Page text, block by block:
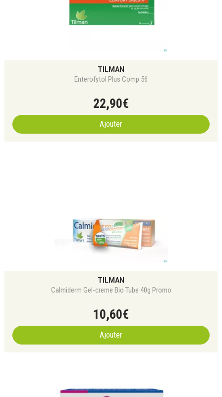
TILMAN
Enterofytol Plus Comp 56
22,90€
Ajouter
TILMAN
Calmiderm Gel-creme Bio Tube 40g Promo
10,60€
Ajouter